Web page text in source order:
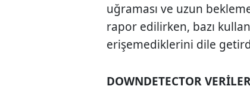
uğraması ve uzun
rapor edilirken, bazı
erişemediklerini dile
DOWNDETECTOR